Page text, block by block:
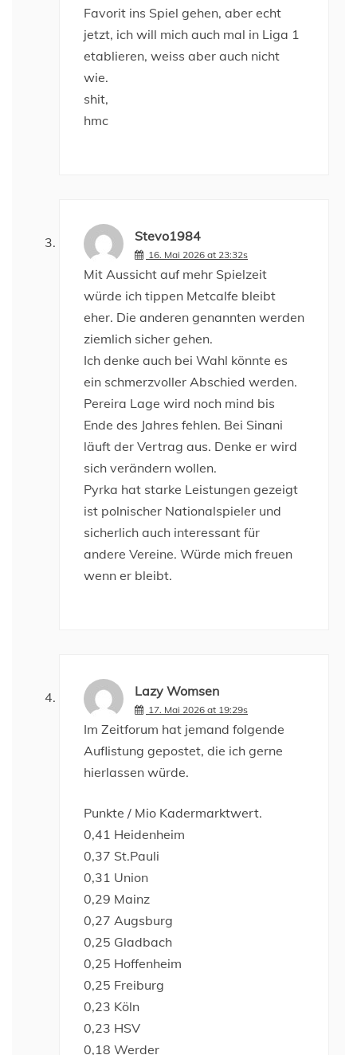
Favorit ins Spiel gehen, aber echt
jetzt, ich will mich auch mal in Liga 1
etablieren, weiss aber auch nicht
wie.
shit,
hmc
Stevo1984
16. Mai 2026 at 23:32s
Mit Aussicht auf mehr Spielzeit
würde ich tippen Metcalfe bleibt
eher. Die anderen genannten werden
ziemlich sicher gehen.
Ich denke auch bei Wahl könnte es
ein schmerzvoller Abschied werden.
Pereira Lage wird noch mind bis
Ende des Jahres fehlen. Bei Sinani
läuft der Vertrag aus. Denke er wird
sich verändern wollen.
Pyrka hat starke Leistungen gezeigt
ist polnischer Nationalspieler und
sicherlich auch interessant für
andere Vereine. Würde mich freuen
wenn er bleibt.
Lazy Womsen
17. Mai 2026 at 19:29s
Im Zeitforum hat jemand folgende
Auflistung gepostet, die ich gerne
hierlassen würde.
Punkte / Mio Kadermarktwert.
0,41 Heidenheim
0,37 St.Pauli
0,31 Union
0,29 Mainz
0,27 Augsburg
0,25 Gladbach
0,25 Hoffenheim
0,25 Freiburg
0,23 Köln
0,23 HSV
0,18 Werder